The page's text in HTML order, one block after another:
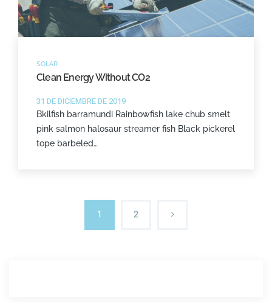
SOLAR
Clean Energy Without CO2
31 DE DICIEMBRE DE 2019
Bkilfish barramundi Rainbowfish lake chub smelt
pink salmon halosaur streamer fish Black pickerel
tope barbeled…
1 2